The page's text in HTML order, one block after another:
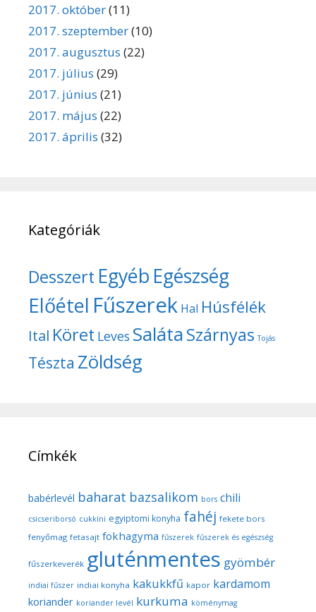
2017. október(11)
2017. szeptember(10)
2017. augusztus (22)
2017. július (29)
2017. június (21)
2017. május (22)
2017. április (32)
Kategóriák
Desszert Egyéb Egészség
Előétel Fűszerek Hal Húsfélék
Ital Köret Leves SalátaSzárnyas Tojás
Tészta Zöldség
Címkék
babérlevél baharat bazsalikom bors chili
csicseriborsó cukkíni egyiptomi konyha fahéj fekete bors
fenyőmag fetasajt fokhagyma fűszerek fűszerek és egészség
fűszerkeverék gluténmentes gyömbér
indiai fűszer indiai konyha kakukkfű kapor kardamom
koriander koriander levél kurkuma köménymag